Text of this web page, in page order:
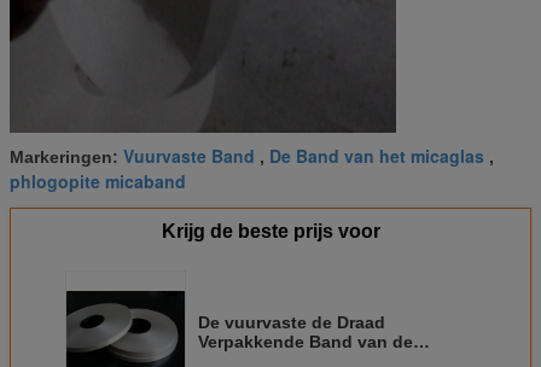
Markeringen: Vuurvaste Band , De Band van het micaglas ,
phlogopite micaband
Krijg de beste prijs voor
De vuurvaste de Draad
Verpakkende Band van de